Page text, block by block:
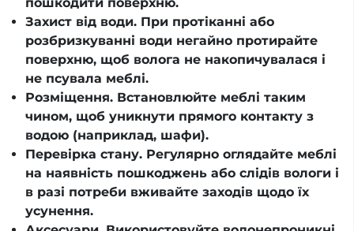
Захист від води. При протіканні або
розбризкуванні води негайно протирайте
поверхню, щоб волога не накопичувалася і
не псувала меблі.
Розміщення. Встановлюйте меблі таким
чином, щоб уникнути прямого контакту з
водою (наприклад, шафи).
Перевірка стану. Регулярно оглядайте меблі
на наявність пошкоджень або слідів вологи і
в разі потреби вживайте заходів щодо їх
усунення.